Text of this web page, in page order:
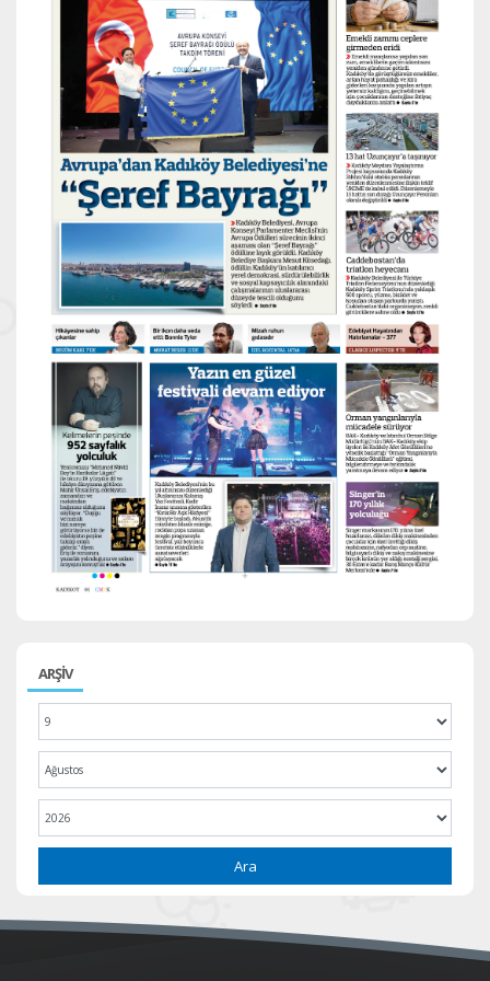
ARŞİV
Ara